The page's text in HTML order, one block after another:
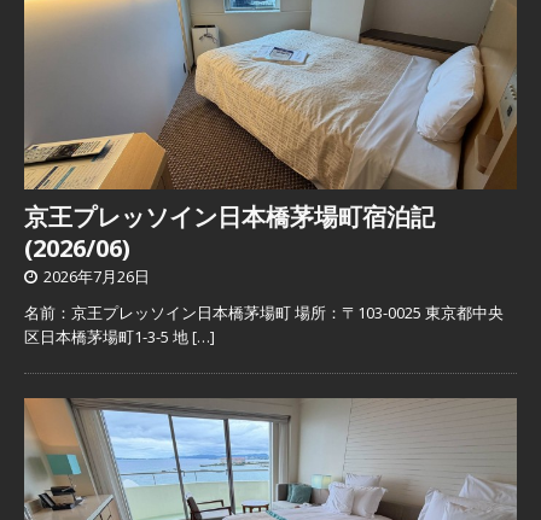
京王プレッソイン日本橋茅場町宿泊記
(2026/06)
2026年7月26日
名前：京王プレッソイン日本橋茅場町 場所：〒103-0025 東京都中央
区日本橋茅場町1-3-5 地[…]